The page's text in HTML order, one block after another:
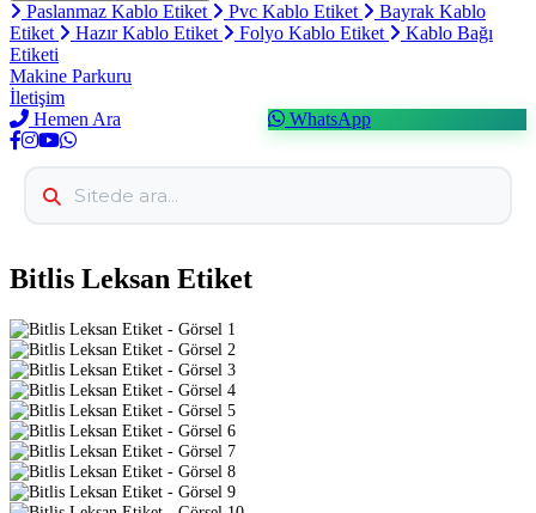
Paslanmaz Kablo Etiket Pvc Kablo Etiket
Bayrak Kablo
Etiket
Hazır Kablo Etiket Folyo Kablo Etiket
Kablo Bağı
Etiketi
Makine Parkuru
İletişim
Hemen Ara
WhatsApp
Bitlis Leksan Etiket